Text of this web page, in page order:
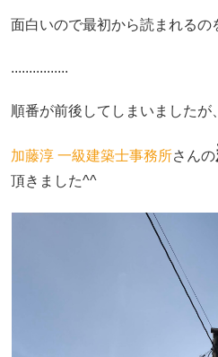
面白いので最初から読まれるの
................
順番が前後してしまいましたが
加藤淳 一級建築士事務所さんの
頂きました^^